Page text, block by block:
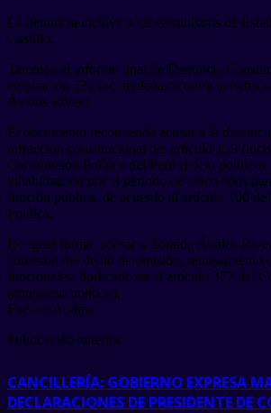
La denuncia incluye a los exministros de
Castillo.
También el informe final de Denuncia
ampliación 231 (acumuladas) contra la
Ávalos Rivera.
El documento recomienda acusar a la
infracción constitucional del artículo 159
Constitución Política del Perú (juicio
inhabilitación por el período de cinco años
función pública, de acuerdo al artículo 100
Política.
De igual forma, acusar a Zoraida Ávalos
comisión del delito de omisión, rehusamiento
funcionales, tipificado en el artículo 377 del
(antejuicio político).
Fuente: Andina
Publicación anterior
CANCILLERÍA: GOBIERNO EXPRESA
DECLARACIONES DE PRESIDENTE DE